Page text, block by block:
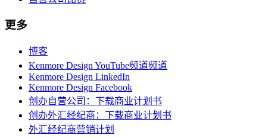
更多
博客
Kenmore Design YouTube频道频道
Kenmore Design LinkedIn
Kenmore Design Facebook
创办自营公司：下载商业计划书
创办外汇经纪商：下载商业计划书
外汇经纪商营销计划